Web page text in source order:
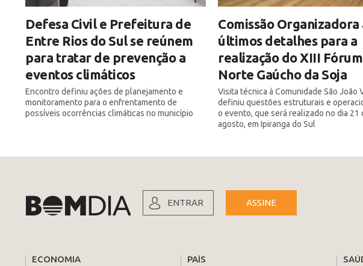
Defesa Civil e Prefeitura de
Entre Rios do Sul se reúnem
para tratar de prevenção a
eventos climáticos
Encontro definiu ações de planejamento e
monitoramento para o enfrentamento de
possíveis ocorrências climáticas no município
Comissão Organizadora
últimos detalhes para a
realização do XIII Fórum
Norte Gaúcho da Soja
Visita técnica à Comunidade São João
definiu questões estruturais e
o evento, que será realizado no dia 21
agosto, em Ipiranga do Sul
ENTRAR ASSINE
ECONOMIA
PAÍS